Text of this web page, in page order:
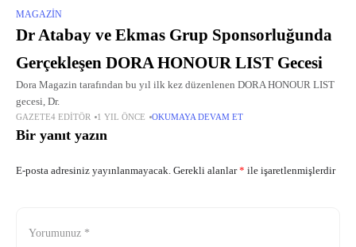
MAGAZIN
Dr Atabay ve Ekmas Grup Sponsorluğunda
Gerçekleşen DORA HONOUR LIST Gecesi
Dora Magazin tarafından bu yıl ilk kez düzenlenen DORA HONOUR LIST
gecesi, Dr.
GAZETE4 EDITÖR 1 YIL ÖNCE OKUMAYA DEVAM ET
Bir yanıt yazın
E-posta adresiniz yayınlanmayacak. Gerekli alanlar* ile işaretlenmişlerdir